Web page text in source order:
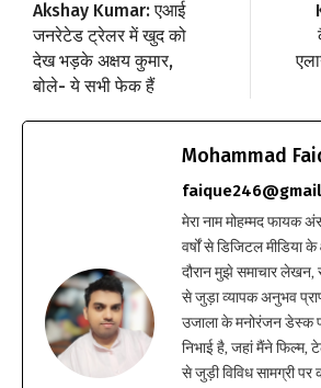
Akshay Kumar: एआई
जनरेटेड ट्रेलर में खुद को
देख भड़के अक्षय कुमार,
बोले- ये सभी फेक हैं
Mohammad
मेरा नाम मोहम्मद फायक
वर्षों से डिजिटल मीडिया
दौरान मुझे समाचार लेखन,
से जुड़ा व्यापक अनुभव
उजाला के मनोरंजन डेस्क
निभाई है, जहां मैंने फिल्म,
से जुड़ी विविध सामग्री पर